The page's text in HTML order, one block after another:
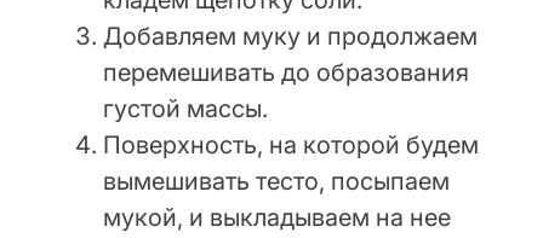
Добавляем муку и продолжаем
перемешивать до образования
густой массы.
Поверхность, на которой будем
вымешивать тесто, посыпаем
мукой, и выкладываем на нее